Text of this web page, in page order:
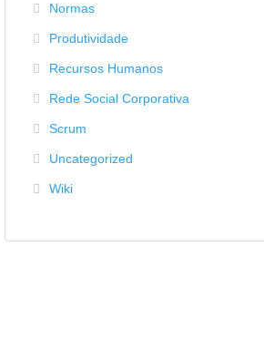
Normas
Produtividade
Recursos Humanos
Rede Social Corporativa
Scrum
Uncategorized
Wiki